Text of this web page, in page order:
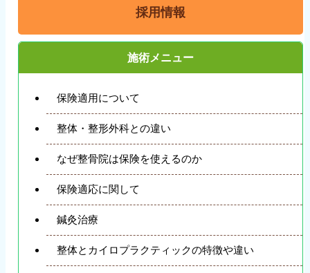
採用情報
施術メニュー
保険適用について
整体・整形外科との違い
なぜ整骨院は保険を使えるのか
保険適応に関して
鍼灸治療
整体とカイロプラクティックの特徴や違い